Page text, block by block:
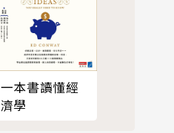
一本書讀懂經
濟學